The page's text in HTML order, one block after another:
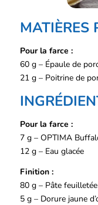
MATIÈRES
Pour la farce :
60 g – Épaule de
21 g – Poitrine de
Pour la farce :
7 g – OPTIMA
12 g – Eau glacée
Finition :
80 g – Pâte feuilletée
5 g – Dorure jaune